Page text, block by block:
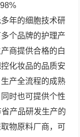
年的细胞技术研
个品牌的护理产
商提供合格的白
化妆品的品质安
产全流程的成熟
时也可提供个性
产品研发生产的
物原料厂商，可